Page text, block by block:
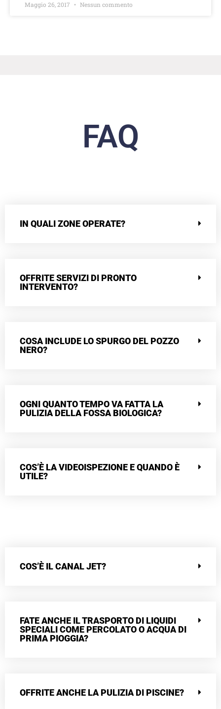
Maggio 26, 2017 Nessun commento
FAQ
IN QUALI ZONE OPERATE?
OFFRITE SERVIZI DI PRONTO
INTERVENTO?
COSA INCLUDE LO SPURGO DEL POZZO
NERO?
OGNI QUANTO TEMPO VA FATTA LA
PULIZIA DELLA FOSSA BIOLOGICA?
COS’È LA VIDEOISPEZIONE E QUANDO È
UTILE?
COS’È IL CANAL JET?
FATE ANCHE IL TRASPORTO DI LIQUIDI
SPECIALI COME PERCOLATO O ACQUA DI
PRIMA PIOGGIA?
OFFRITE ANCHE LA PULIZIA DI PISCINE?